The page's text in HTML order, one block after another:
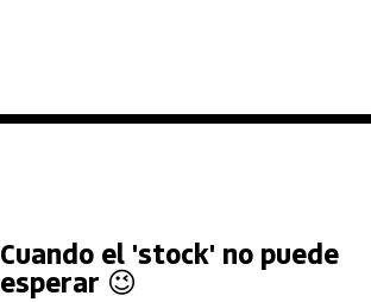
Cuando el 'stock' no puede
esperar 😉